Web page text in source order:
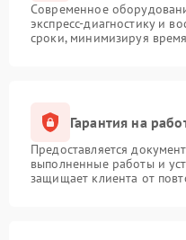
Современное
экспресс-диагностику и
сроки, минимизируя
Гарантия на
Предоставляется
выполненные работы и
защищает клиента от